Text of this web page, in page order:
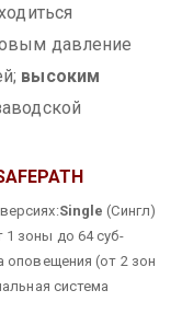
давление
высоким
Single (Сингл)
1 зоны до 64 суб-
оповещения (от 2 зон
система